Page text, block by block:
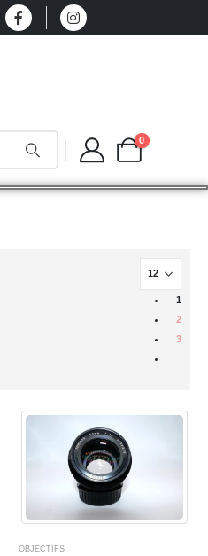
0
1
2
3
OBJECTIFS